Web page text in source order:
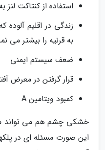
استفاده از کنتاکت لنز
زندگی در اقلیم
به قرنیه را بیشتر می
ضعف سیستم ایمنی
قرار گرفتن در معرض
کمبود ویتامین A
خشکی چشم هم می تواند
این صورت مسئله ای در